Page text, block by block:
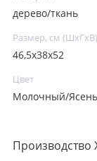
дерево/ткань
Размер, см (ШхГхВ)
46,5х38х52
Цвет
Молочный/Ясень
Производство